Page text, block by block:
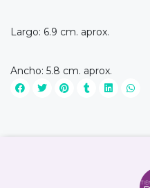
Largo: 6.9 cm. aprox.
Ancho: 5.8 cm. aprox.